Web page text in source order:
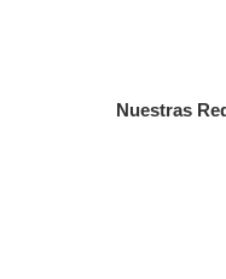
Nuestras